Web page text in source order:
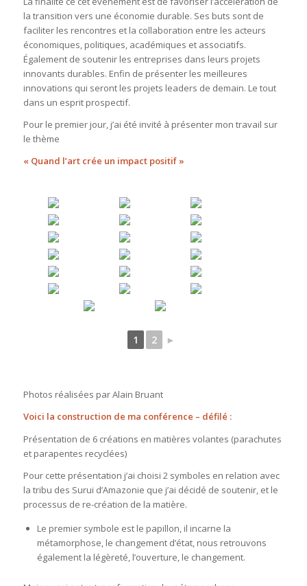
la transition vers une économie durable. Ses buts sont de
faciliter les rencontres et la collaboration entre les acteurs
économiques, politiques, académiques et associatifs.
Également de soutenir les entreprises dans leurs projets
innovants durables. Enfin de présenter les meilleures
innovations qui seront les projets leaders de demain. Le tout
dans un esprit prospectif.
Pour le premier jour, j’ai été invité à présenter mon travail sur
le thème
« Quand l’art crée un impact positif »
1 2 ►
Photos réalisées par Alain Bruant
Voici la construction de ma conférence – défilé :
Présentation de 6 créations en matières volantes (parachutes
et parapentes recyclées)
Pour cette présentation j’ai choisi 2 symboles en relation avec
la tribu des Surui d’Amazonie que j’ai décidé de soutenir, et le
processus de re-création de la matière.
Le premier symbole est le papillon, il incarne la
métamorphose, le changement d’état, nous retrouvons
également la légèreté, l’ouverture, le changement.